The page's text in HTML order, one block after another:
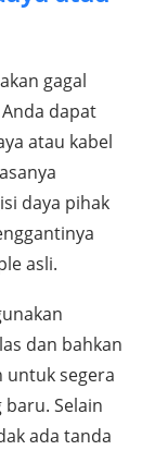
gagal
dapat
atau kabel
daya pihak
asli.
dan bahkan
segera
Selain
ada tanda